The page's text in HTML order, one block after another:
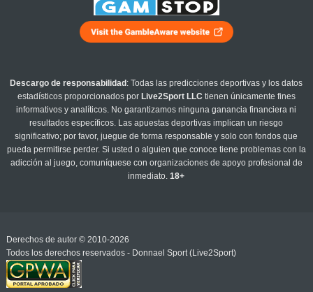
Descargo de responsabilidad : Todas las predicciones deportivas y los datos
estadísticos proporcionados por Live2Sport LLC tienen únicamente fines
informativos y analíticos. No garantizamos ninguna ganancia financiera ni
resultados específicos. Las apuestas deportivas implican un riesgo
significativo; por favor, juegue de forma responsable y solo con fondos que
pueda permitirse perder. Si usted o alguien que conoce tiene problemas con la
adicción al juego, comuníquese con organizaciones de apoyo profesional de
inmediato.18+
Derechos de autor © 2010-2026
Todos los derechos reservados - Donnael Sport (Live2Sport)